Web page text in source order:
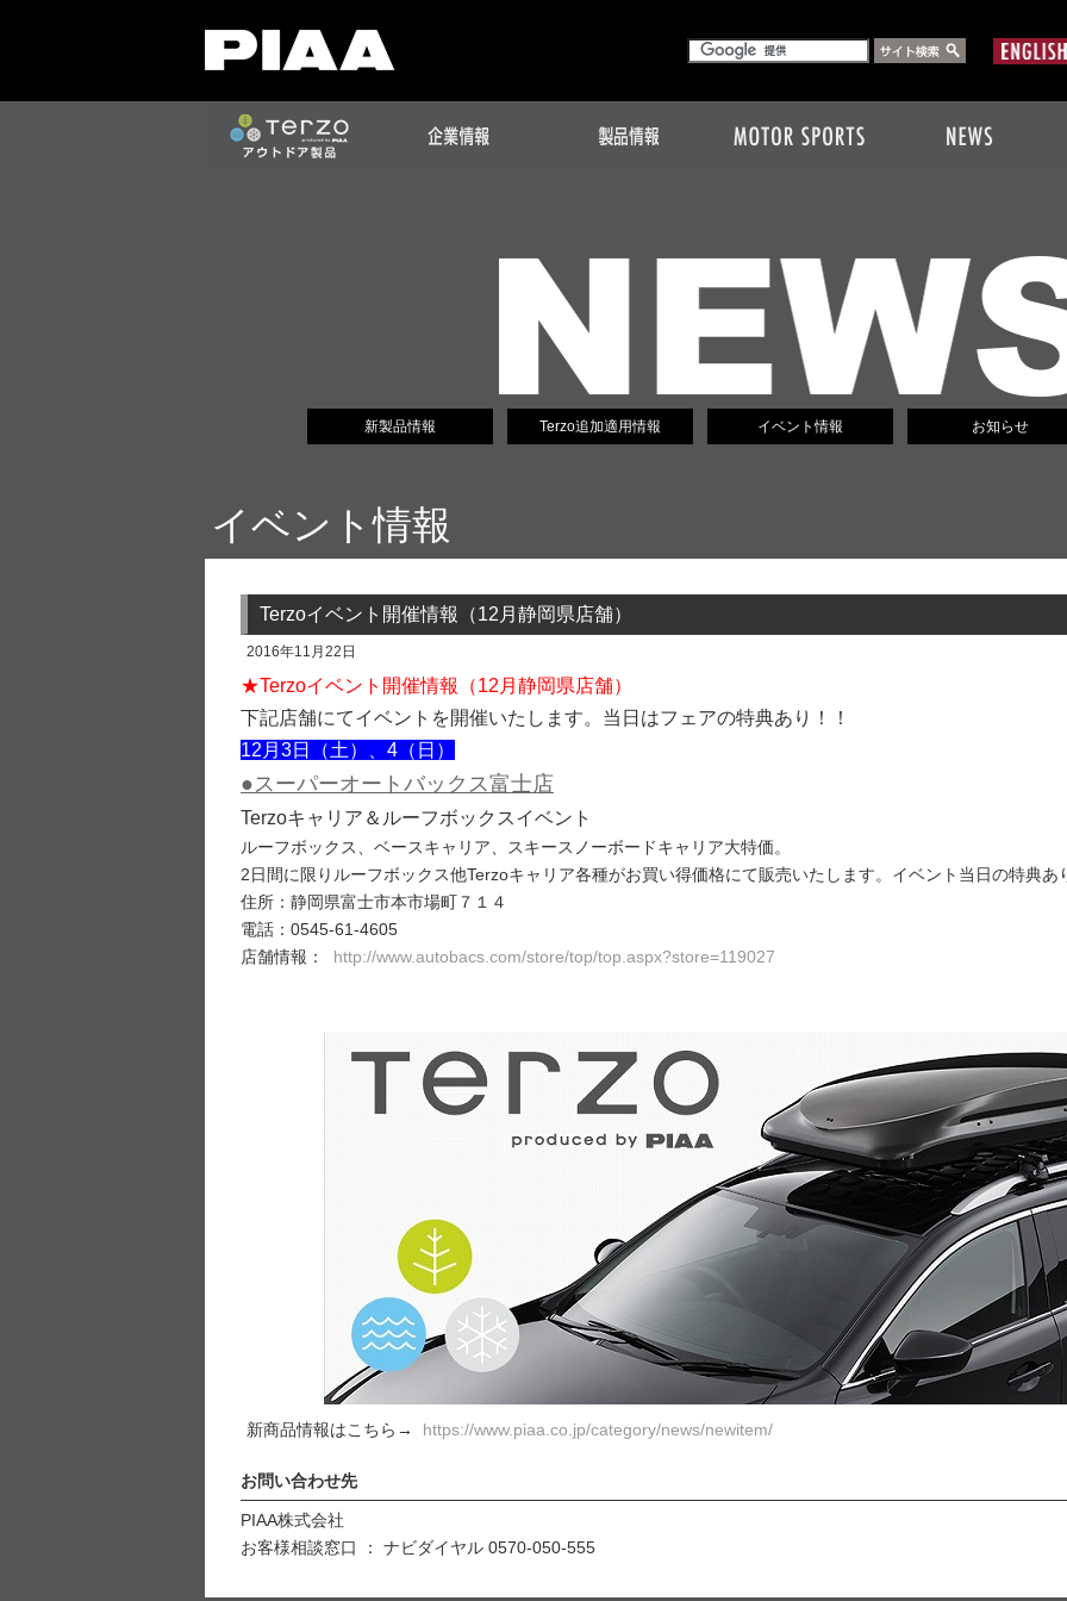
新製品情報 Terzo追加適用情報 イベント情報 お知らせ
イベント情報
Terzoイベント開催情報（12月静岡県店舗）
2016年11月22日
★Terzoイベント開催情報（12月静岡県店舗）
下記店舗にてイベントを開催いたします。当日はフェアの特典あり！！
12月3日（土）、4（日）
●スーパーオートバックス富士店
Terzoキャリア＆ルーフボックスイベント
ルーフボックス、ベースキャリア、スキースノーボードキャリア大特価。
2日間に限りルーフボックス他Terzoキャリア各種がお買い得価格にて販売いたします。イベント当日の特典あ
住所：静岡県富士市本市場町７１４
電話：0545-61-4605
店舗情報：
http://www.autobacs.com/store/top/top.aspx?store=119027
新商品情報はこちら→ https://www.piaa.co.jp/category/news/newitem/
お問い合わせ先
PIAA株式会社
お客様相談窓口 ： ナビダイヤル 0570-050-555